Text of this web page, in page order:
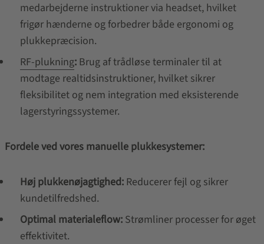
medarbejderne instruktioner via headset, hvilket
frigør hænderne og forbedrer både ergonomi og
plukkepræcision.
RF-plukning:Brug af trådløse terminaler til at
modtage realtidsinstruktioner, hvilket sikrer
fleksibilitet og nem integration med eksisterende
lagerstyringssystemer.
Fordele ved vores manuelle plukkesystemer:
Høj plukkenøjagtighed:Reducerer fejl og sikrer
kundetilfredshed.
Optimal materialeflow:Strømliner processer for øget
effektivitet.